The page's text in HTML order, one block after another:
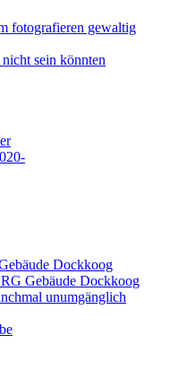
fotografieren gewaltig
sein könnten
Dockkoog
Gebäude Dockkoog
unumgänglich